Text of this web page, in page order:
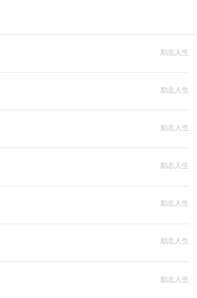
励志人生
励志人生
励志人生
励志人生
励志人生
励志人生
励志人生